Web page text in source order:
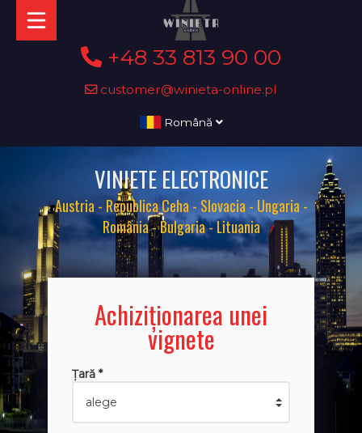
+48 33 813 90 00
customer@winieta-online.pl
Română
VINIETE ELECTRONICE
Austria - Republica Ceha - Slovacia - Ungaria -
România - Bulgaria - Lituania
Achiziționarea unei
vignete
Țară *